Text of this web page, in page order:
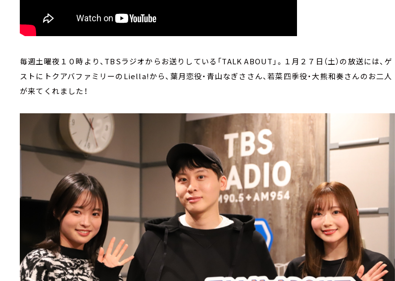
毎週土曜夜１０時より、TBSラジオからお送りしている「TALK ABOUT」。１月２７日（土）の放送には、ゲ
ストにトクアバファミリーのLiella!から、葉月恋役・青山なぎささん、若菜四季役・大熊和奏さんのお二人
が来てくれました！